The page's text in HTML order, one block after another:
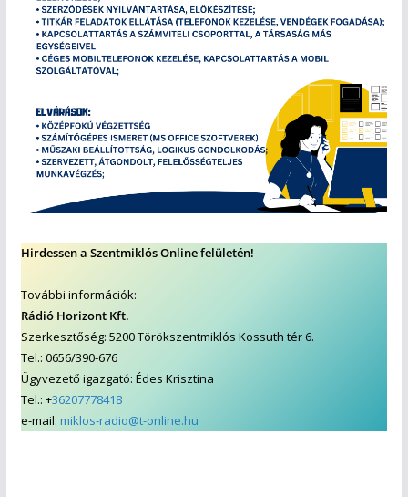
Hirdessen a Szentmiklós Online felületén!
További információk:
Rádió Horizont Kft.
Szerkesztőség: 5200 Törökszentmiklós Kossuth tér 6.
Tel.: 0656/390-676
Ügyvezető igazgató: Édes Krisztina
Tel.: +36207778418
e-mail: miklos-radio@t-online.hu